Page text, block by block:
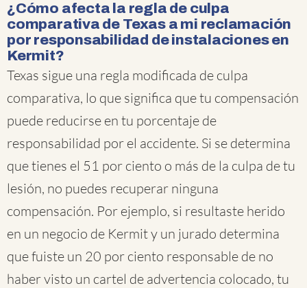
¿Cómo afecta la regla de culpa
comparativa de Texas a mi reclamación
por responsabilidad de instalaciones en
Kermit?
Texas sigue una regla modificada de culpa
comparativa, lo que significa que tu compensación
puede reducirse en tu porcentaje de
responsabilidad por el accidente. Si se determina
que tienes el 51 por ciento o más de la culpa de tu
lesión, no puedes recuperar ninguna
compensación. Por ejemplo, si resultaste herido
en un negocio de Kermit y un jurado determina
que fuiste un 20 por ciento responsable de no
haber visto un cartel de advertencia colocado, tu